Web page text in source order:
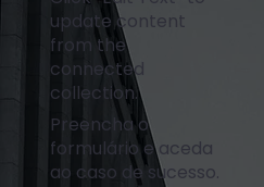
update content
from the
connected
collection.
Preencha o
formulário e aceda
ao caso de sucesso.